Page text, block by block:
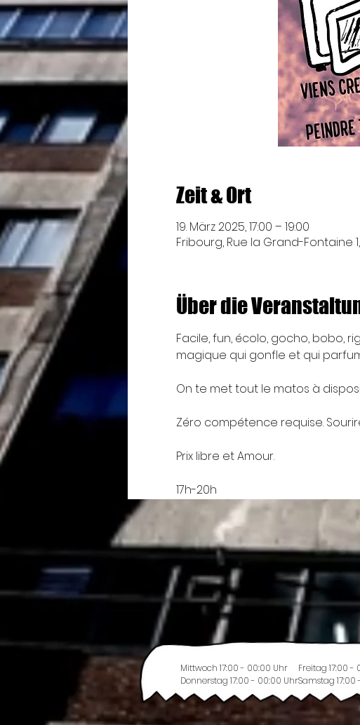
Zeit & Ort
19. März 2025, 17:00 – 19:00
Fribourg, Rue la Grand-Fontaine
Über die
Facile, fun, écolo, gocho, bobo,
magique qui gonfle et qui
On te met tout le matos à
Zéro compétence requise.
Prix libre et Amour.
17h-20h
Mittwoch 17:00 - 00:00 Uhr
Donnerstag 17:00 - 00:00 Uhr
Freitag 17:00 -
Samstag